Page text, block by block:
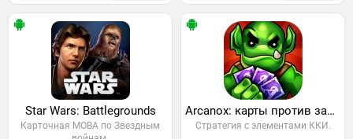
Star Wars: Battlegrounds
Карточная MOBA по Звездным
Arcanox: карты против замков
Cтратегия с элементами ККИ.